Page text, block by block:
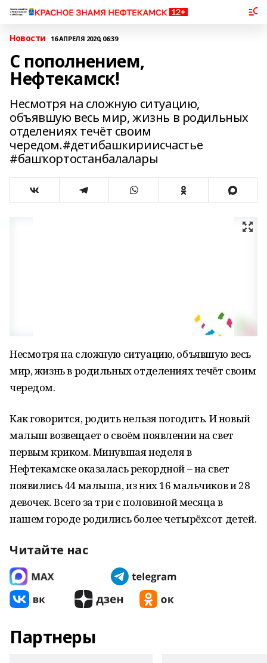
Новости 16 АПРЕЛЯ 2020, 06:39
С пополнением,
Нефтекамск!
Несмотря на сложную ситуацию,
объявшую весь мир, жизнь в родильных
отделениях течёт своим
чередом.#детибашкириисчастье
#башҡортостанбалалары
Несмотря на сложную ситуацию, объявшую весь
мир, жизнь в родильных отделениях течёт своим
чередом.
Как говорится, родить нельзя погодить. И новый
малыш возвещает о своём появлении на свет
первым криком. Минувшая неделя в
Нефтекамске оказалась рекордной – на свет
появились 44 малыша, из них 16 мальчиков и 28
девочек. Всего за три с половиной месяца в
нашем городе родились более четырёхсот детей.
Читайте нас
Партнеры